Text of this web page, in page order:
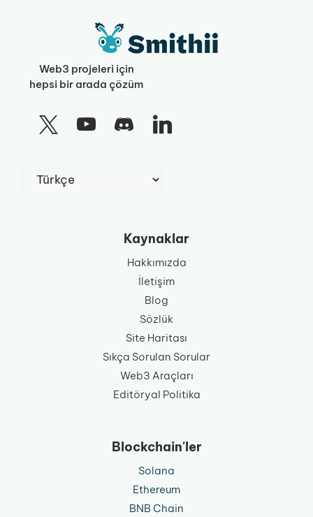
Web3 projeleri için
hepsi bir arada çözüm
Seç
Kaynaklar
Hakkımızda
İletişim
Blog
Sözlük
Site Haritası
Sıkça Sorulan Sorular
Web3 Araçları
Editöryal Politika
Blockchain'ler
Solana
Ethereum
BNB Chain